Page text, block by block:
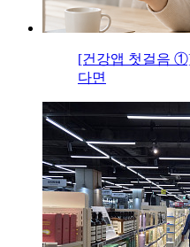
[건강앱 첫걸음 ①]
다면